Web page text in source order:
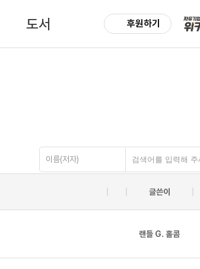
도서 후원하기
이름(저자)
글쓴이
랜들 G. 홀콤